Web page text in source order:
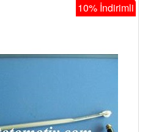
10% İndirimli